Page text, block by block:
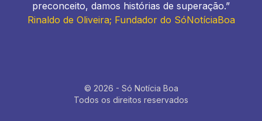
preconceito, damos histórias de superação.”
Rinaldo de Oliveira; Fundador do SóNotíciaBoa
© 2026 - Só Notícia Boa
Todos os direitos reservados